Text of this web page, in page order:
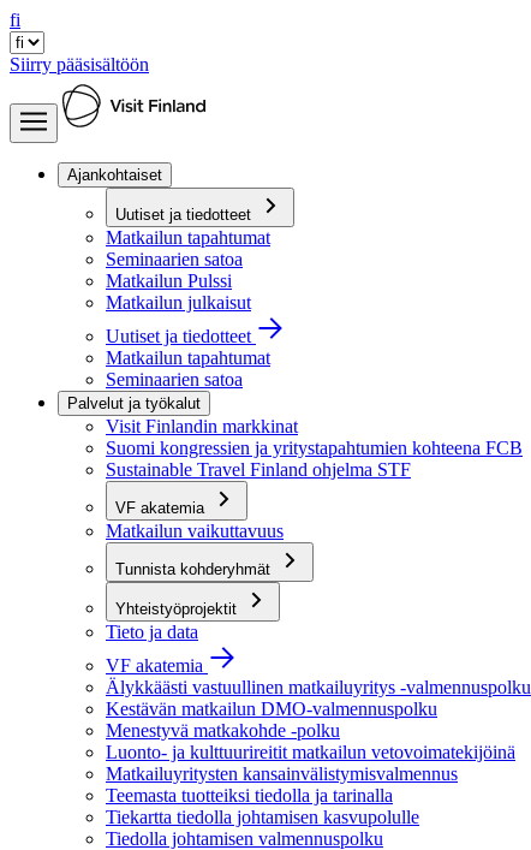
fi
Siirry pääsisältöön
Ajankohtaiset
Uutiset ja tiedotteet
Matkailun tapahtumat
Seminaarien satoa
Matkailun Pulssi
Matkailun julkaisut
Uutiset ja tiedotteet
Matkailun tapahtumat
Seminaarien satoa
Palvelut ja työkalut
Visit Finlandin markkinat
Suomi kongressien ja yritystapahtumien kohteena FCB
Sustainable Travel Finland ohjelma STF
VF akatemia
Matkailun vaikuttavuus
Tunnista kohderyhmät
Yhteistyöprojektit
Tieto ja data
VF akatemia
Älykkäästi vastuullinen matkailuyritys -valmennuspolku
Kestävän matkailun DMO-valmennuspolku
Menestyvä matkakohde -polku
Luonto- ja kulttuurireitit matkailun vetovoimatekijöinä
Matkailuyritysten kansainvälistymisvalmennus
Teemasta tuotteiksi tiedolla ja tarinalla
Tiekartta tiedolla johtamisen kasvupolulle
Tiedolla johtamisen valmennuspolku